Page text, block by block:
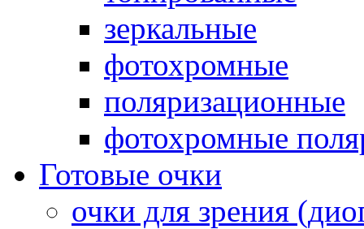
зеркальные
фотохромные
поляризационные
фотохромные
Готовые очки
очки для зрения